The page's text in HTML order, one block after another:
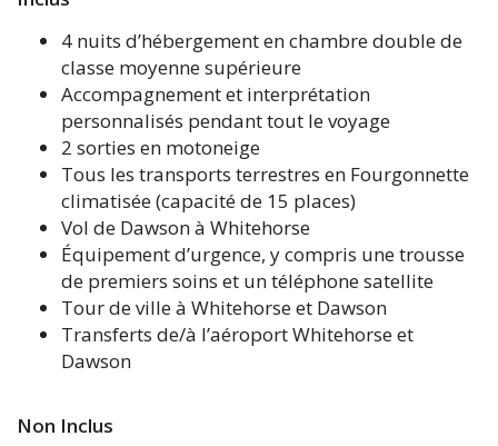
4 nuits d’hébergement en chambre double de
classe moyenne supérieure
Accompagnement et interprétation
personnalisés pendant tout le voyage
2 sorties en motoneige
Tous les transports terrestres en Fourgonnette
climatisée (capacité de 15 places)
Vol de Dawson à Whitehorse
Équipement d’urgence, y compris une trousse
de premiers soins et un téléphone satellite
Tour de ville à Whitehorse et Dawson
Transferts de/à l’aéroport Whitehorse et
Dawson
Non Inclus